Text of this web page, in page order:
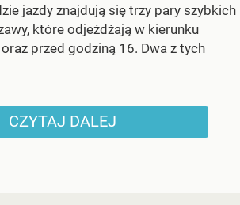
jazdy znajdują się trzy pary szybkich
które odjeżdżają w kierunku
przed godziną 16. Dwa z tych
CZYTAJ DALEJ